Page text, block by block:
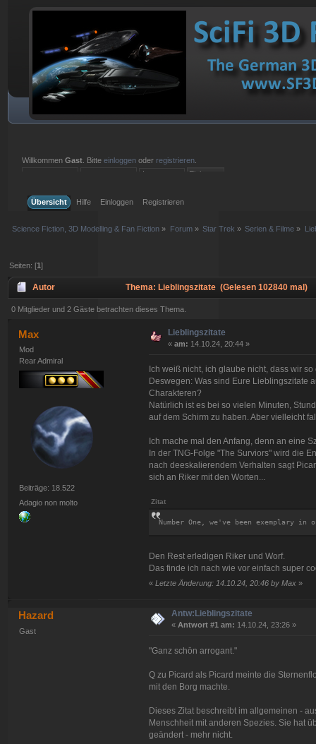
WillkommenGast . Bitteeinloggen oder registrieren
Übersicht
Hilfe Einloggen Registrieren
Science Fiction, 3D Modelling & Fan Fiction » Forum» Star Trek » Serien & Filme »
Seiten: [1]
Autor Thema: Lieblingszitate (Gelesen 102840 mal)
0 Mitglieder und 2 Gäste betrachten dieses Thema.
Max
Mod
Rear Admiral
Beiträge: 18.522
Adagio non molto
Lieblingszitate
«am: 14.10.24, 20:44 »
Ich weiß nicht, ich glaube nicht, dass wir
Deswegen: Was sind Eure Lieblingszitate
Charakteren?
Natürlich ist es bei so vielen Minuten,
auf dem Schirm zu haben. Aber vielleicht
Ich mache mal den Anfang, denn an eine
In der TNG-Folge "The Surviors" wird die
nach deeskalierendem Verhalten sagt
sich an Riker mit den Worten...
Zitat
Number One, we've been exemplary in
Den Rest erledigen Riker und Worf.
Das finde ich nach wie vor einfach super
« Letzte Änderung: 14.10.24, 20:46 by Max»
Hazard
Gast
Antw:Lieblingszitate
« Antwort #1 am: 14.10.24, 23:26 »
"Ganz schön arrogant."
Q zu Picard als Picard meinte die
mit den Borg machte.
Dieses Zitat beschreibt im allgemeinen -
Menschheit mit anderen Spezies. Sie hat
geändert - mehr nicht.